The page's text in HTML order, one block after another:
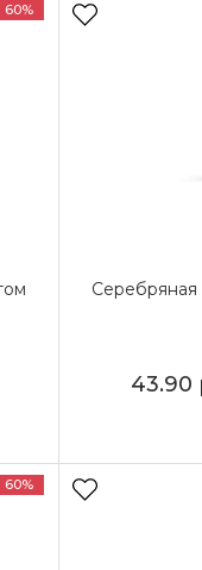
60%
Серебряная
43.90
60%